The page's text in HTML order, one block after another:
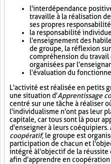
l'interdépendance
travaille à la réalisation
ses propres
la responsabilité
l'enseignement des
de groupe, la réflexion
compréhension du
organisées par
l'évaluation du
L'activité est réalisée en petits
une situation d'Apprentissage
centré sur une tâche à réaliser
l'individualisme n'ont pas leur
capitale, car tous sont là pour
d'enseigner à leurs coéquipiers.
coopératif, le groupe est
participation de chacun et
intégré à l'objectif de la
afin d'apprendre en coopération